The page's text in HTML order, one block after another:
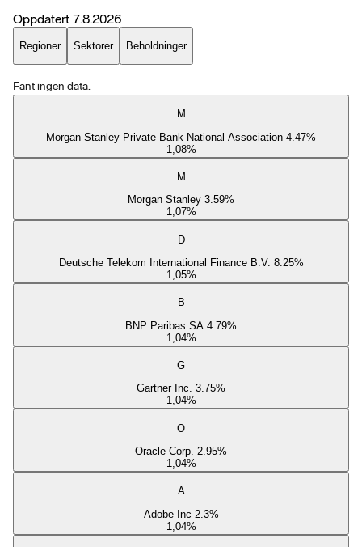
Oppdatert 7.8.2026
Regioner Sektorer Beholdninger
Fant ingen data.
M
Morgan Stanley Private Bank National Association 4.47%
1,08%
M
Morgan Stanley 3.59%
1,07%
D
Deutsche Telekom International Finance B.V. 8.25%
1,05%
B
BNP Paribas SA 4.79%
1,04%
G
Gartner Inc. 3.75%
1,04%
O
Oracle Corp. 2.95%
1,04%
A
Adobe Inc 2.3%
1,04%